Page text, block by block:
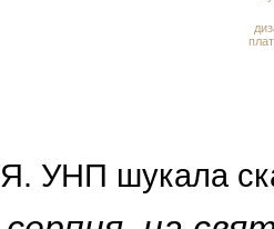
УНП шукала